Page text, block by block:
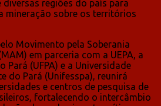
regiões do país para
mineração sobre os territórios
Movimento pela Soberania
em parceria com a UEPA, a
Pará (UFPA) e a Universidade
do Pará (Unifesspa), reunirá
e centros de pesquisa de
fortalecendo o intercâmbio